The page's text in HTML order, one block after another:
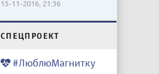
15-11-2016, 21:36
CПЕЦПРОЕКТ
#ЛюблюМагнитку